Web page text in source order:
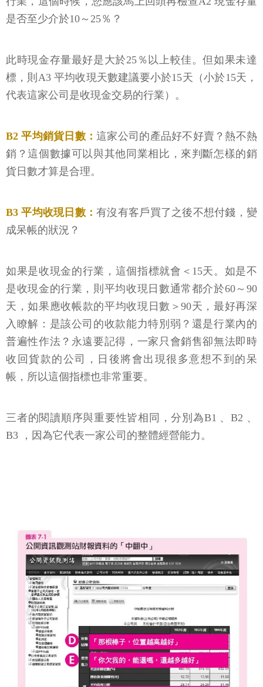
是否至少介於10～25％？
此時現金存量最好是大於25％以上較佳。但如果未達
標，則A3 平均收現天數建議要小於15天（小於15天，
代表這家公司是收現金交易的行業）。
B2 平均銷貨日數：這家公司的產品好不好賣？熱不熱
銷？這個數據可以與其他同業相比，來判斷怎樣的銷
貨日數才算是合理。
B3 平均收現日數：有沒有客戶買了之後不想付錢，變
成呆帳的狀況？
如果是收現金的行業，這個指標就會＜15天。如是不
是收現金的行業，則平均收現日數通常都介於60～90
天，如果應收帳款的平均收現日數＞90天，最好再深
入瞭解：是該公司的收款能力特別弱？還是行業內的
普遍性作法？永遠要記得，一家只會銷售卻無法即時
收回貨款的公司，日後將會出現很多意想不到的呆
帳，所以這個指標也非常重要。
三者的閱讀順序與重要性皆相同，分別為B1 、B2 、
B3 ，因為它代表一家公司的整體經營能力。